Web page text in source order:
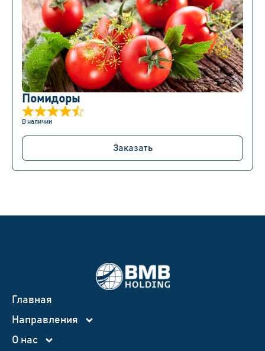
Помидоры
В наличии
Заказать
Главная
Направления
О нас